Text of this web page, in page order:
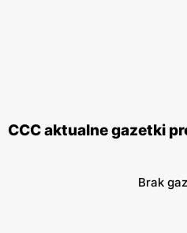
CCC aktualne gazetki
Brak